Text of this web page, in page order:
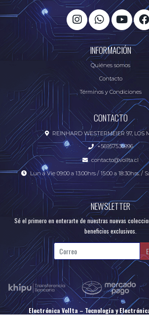
INFORMACIÓN
Quiénes somos
Contacto
Términos y Condiciones
CONTACTO
REINHARD WESTERMEIER 97, LOS
+56957536996
contacto@vollta.cl
Lun a Vie 09:00 a 13:00hrs / 15:00 a 18:30hrs. /
NEWSLETTER
Sé el primero en enterarte de nuestras nuevas
beneficios exclusivos.
Electrónica Vollta – Tecnología y